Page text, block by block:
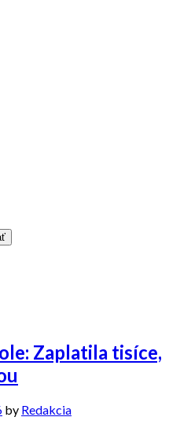
Zaplatila tisíce,
by Redakcia